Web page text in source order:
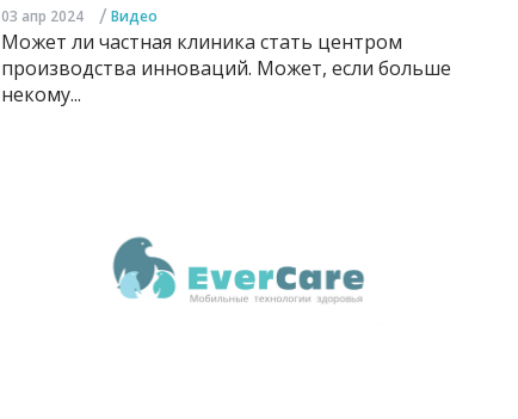
03 апр 2024 / Видео
Может ли частная клиника стать центром
производства инноваций. Может, если больше
некому...